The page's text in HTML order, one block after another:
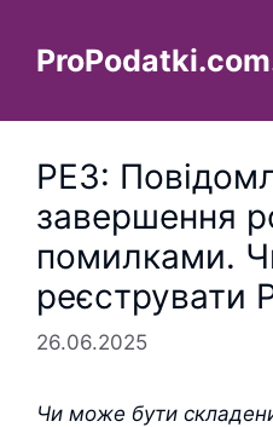
вмісту
РЕЗ:
завершення
помилками.
реєструвати
26.06.2025
Чи може бути